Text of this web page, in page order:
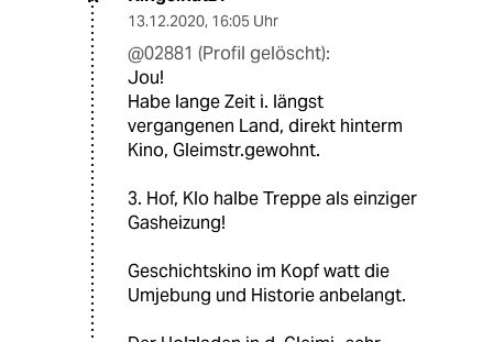
13.12.2020, 16:05 Uhr
@02881 (Profil gelöscht):
Jou!
Habe lange Zeit i. längst
vergangenen Land, direkt hinterm
Kino, Gleimstr.gewohnt.
3. Hof, Klo halbe Treppe als einziger
Gasheizung!
Geschichtskino im Kopf watt die
Umjebung und Historie anbelangt.